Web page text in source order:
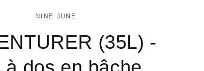
NINE JUNE
(35L) -